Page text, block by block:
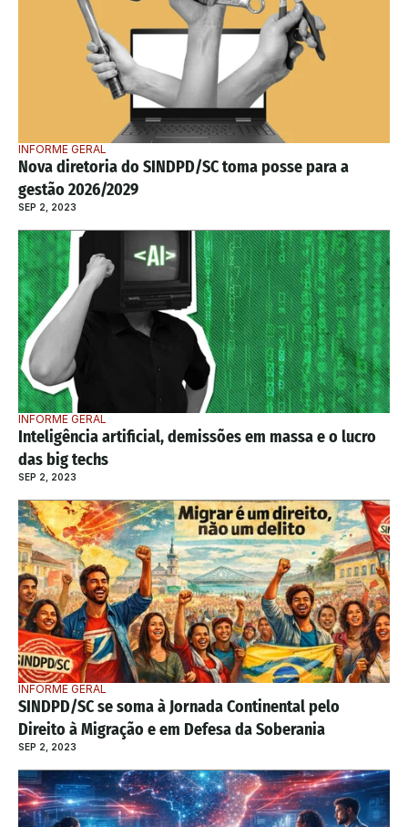
INFORME GERAL
Nova diretoria do SINDPD/SC toma posse para a
gestão 2026/2029
SEP 2, 2023
INFORME GERAL
Inteligência artificial, demissões em massa e o lucro
das big techs
SEP 2, 2023
INFORME GERAL
SINDPD/SC se soma à Jornada Continental pelo
Direito à Migração e em Defesa da Soberania
SEP 2, 2023